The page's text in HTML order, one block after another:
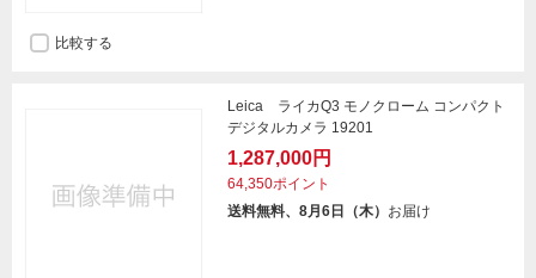
比較する
Leica ライカQ3 モノクローム コンパクト
デジタルカメラ 19201
1,287,000円
64,350ポイント
送料無料、8月6日（木） お届け